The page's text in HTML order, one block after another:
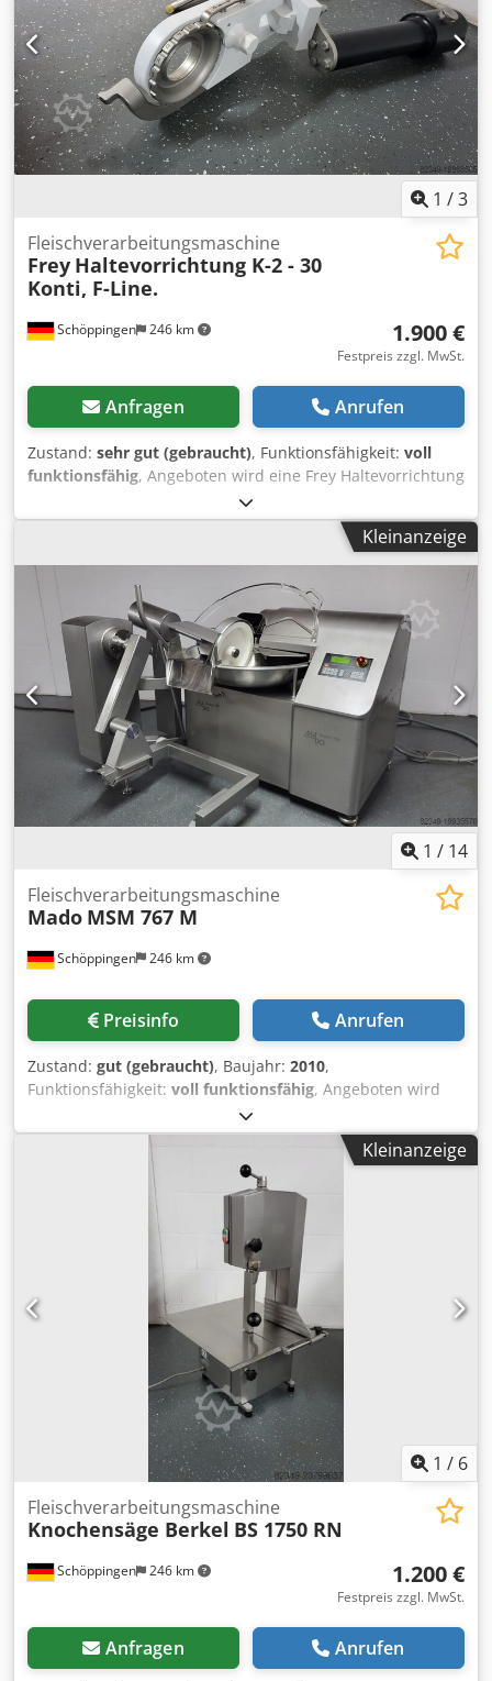
1 /3
Schöppingen 246 km
Fleischverarbeitungsmaschine
Frey Haltevorrichtung K-2 - 30
Konti, F-Line.
1.900 €
Festpreis zzgl. MwSt.
Anfragen Anrufen
Zustand: sehr gut (gebraucht), Funktionsfähigkeit: voll
funktionsfähig, Angeboten wird eine Frey Haltevorrichtung
K-2/30. in einem Neuwertigen Zustand inkl. 2 - Füllrohre.
Weiteres auf Anfrage. Mehrere Vorhanden Barzahlung
oder Vorkasse. Dedsw Tm Rzopfx Aiaswa Verkauf nur an
Gewerbetreibende , Keine Garantie, keine Gewährleistung.
Kleinanzeige
1 / 14
Schöppingen 246 km
Fleischverarbeitungsmaschine
Mado MSM 767 M
Preisinfo Anrufen
Zustand: gut (gebraucht), Baujahr: 2010,
Funktionsfähigkeit: voll funktionsfähig, Angeboten wird
ein Kutter Fleischkutter Mado MSM 767 M 130L Bj.2010
Komplett V2A. Werkstat geprüft. Dwedpfx Ajxapmweiaoa
Messerwellendrehzahl: 2.000 - 4.000 U/min. 2 Mischgang,
Schüssel Geschwindigkeiten Schüsselvolumen: 130 Liter.
Auswerfer und Beschickung für 200L Kutter / Normwagen
Weiteres auf Anfrage. Barzahlung oder Vorkasse. Verkauf
nur an Gewerbetreibende , Keine Garantie, keine
Kleinanzeige
1 / 6
Schöppingen 246 km
Fleischverarbeitungsmaschine
Knochensäge Berkel BS 1750 RN
1.200 €
Festpreis zzgl. MwSt.
Anfragen Anrufen